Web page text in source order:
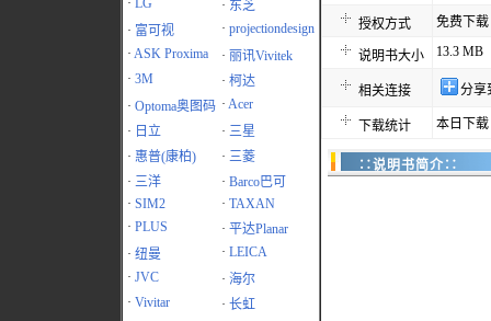
· LG · 东芝
· 富可视 · projectiondesign
· ASK Proxima · 丽讯Vivitek
· 3M · 柯达
· Optoma奥图码 · Acer
· 日立 · 三星
· 惠普(康柏) · 三菱
· 三洋 · Barco巴可
· SIM2 · TAXAN
· PLUS · 平达Planar
· 纽曼 · LEICA
· JVC · 海尔
· Vivitar · 长虹
授权方式 免费下载
说明书大小 13.3 MB
相关连接 分享
下载统计 本日下
∷说明书简介∷